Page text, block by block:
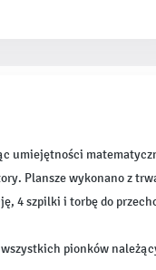
umiejętności
Plansze wykonano z
4 szpilki i torbę do
pionków